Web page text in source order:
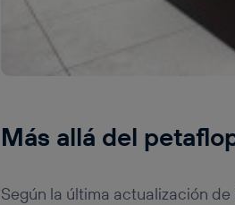
Más allá del
Según la última actualización